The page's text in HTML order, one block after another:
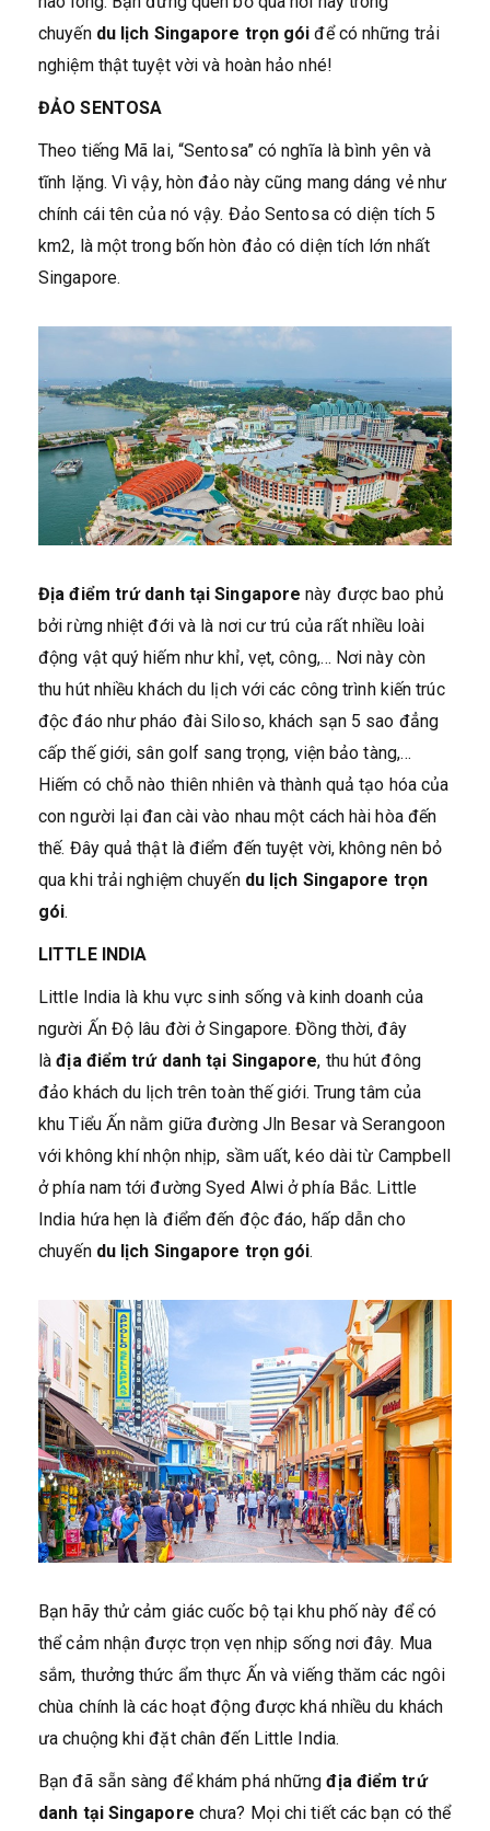
chuyếndu lịch Singapore trọn gói để có những trải
nghiệm thật tuyệt vời và hoàn hảo nhé!
ĐẢO SENTOSA
Theo tiếng Mã lai, “Sentosa” có nghĩa là bình yên và
tĩnh lặng. Vì vậy, hòn đảo này cũng mang dáng vẻ như
chính cái tên của nó vậy. Đảo Sentosa có diện tích 5
km2, là một trong bốn hòn đảo có diện tích lớn nhất
Singapore.
Địa điểm trứ danh tại Singapore này được bao phủ
bởi rừng nhiệt đới và là nơi cư trú của rất nhiều loài
động vật quý hiếm như khỉ, vẹt, công,… Nơi này còn
thu hút nhiều khách du lịch với các công trình kiến trúc
độc đáo như pháo đài Siloso, khách sạn 5 sao đẳng
cấp thế giới, sân golf sang trọng, viện bảo tàng,…
Hiếm có chỗ nào thiên nhiên và thành quả tạo hóa của
con người lại đan cài vào nhau một cách hài hòa đến
thế. Đây quả thật là điểm đến tuyệt vời, không nên bỏ
qua khi trải nghiệm chuyếndu lịch Singapore trọn
gói.
LITTLE INDIA
Little India là khu vực sinh sống và kinh doanh của
người Ấn Độ lâu đời ở Singapore. Đồng thời, đây
làđịa điểm trứ danh tại Singapore, thu hút đông
đảo khách du lịch trên toàn thế giới. Trung tâm của
khu Tiểu Ấn nằm giữa đường Jln Besar và Serangoon
với không khí nhộn nhịp, sầm uất, kéo dài từ Campbell
ở phía nam tới đường Syed Alwi ở phía Bắc. Little
India hứa hẹn là điểm đến độc đáo, hấp dẫn cho
chuyến du lịch Singapore trọn gói.
Bạn hãy thử cảm giác cuốc bộ tại khu phố này để có
thể cảm nhận được trọn vẹn nhịp sống nơi đây. Mua
sắm, thưởng thức ẩm thực Ấn và viếng thăm các ngôi
chùa chính là các hoạt động được khá nhiều du khách
ưa chuộng khi đặt chân đến Little India.
Bạn đã sẵn sàng để khám phá nhữngđịa điểm trứ
danh tại Singapore chưa? Mọi chi tiết các bạn có thể